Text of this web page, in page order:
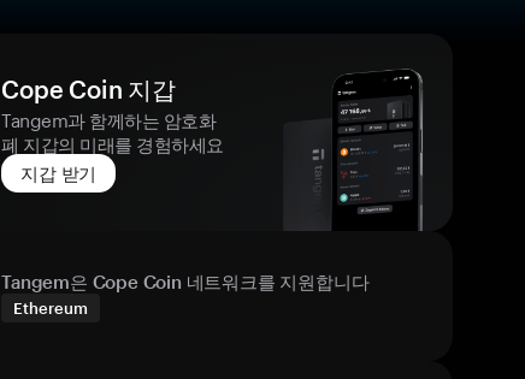
Cope Coin 지갑
Tangem과 함께하는 암호화
폐 지갑의 미래를 경험하세요
지갑 받기
Tangem은 Cope Coin 네트워크를 지원합니다
Ethereum